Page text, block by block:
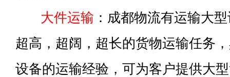
大件运输 ：成都物流有运输大
超高，超阔，超长的货物运输任务
设备的运输经验，可为客户提供大